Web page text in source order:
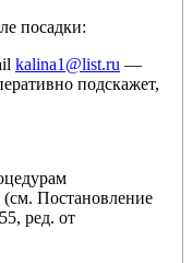
посадки:
kalina1@list.ru —
подскажет,
Постановление
ред. от